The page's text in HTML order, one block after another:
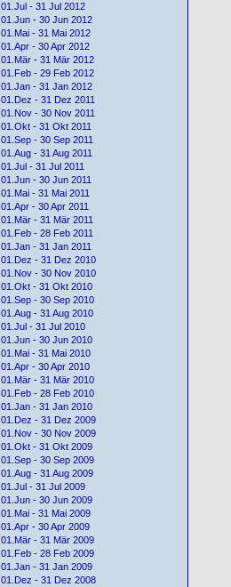
01.Jul - 31 Jul 2012
01.Jun - 30 Jun 2012
01.Mai - 31 Mai 2012
01.Apr - 30 Apr 2012
01.Mär - 31 Mär 2012
01.Feb - 29 Feb 2012
01.Jan - 31 Jan 2012
01.Dez - 31 Dez 2011
01.Nov - 30 Nov 2011
01.Okt - 31 Okt 2011
01.Sep - 30 Sep 2011
01.Aug - 31 Aug 2011
01.Jul - 31 Jul 2011
01.Jun - 30 Jun 2011
01.Mai - 31 Mai 2011
01.Apr - 30 Apr 2011
01.Mär - 31 Mär 2011
01.Feb - 28 Feb 2011
01.Jan - 31 Jan 2011
01.Dez - 31 Dez 2010
01.Nov - 30 Nov 2010
01.Okt - 31 Okt 2010
01.Sep - 30 Sep 2010
01.Aug - 31 Aug 2010
01.Jul - 31 Jul 2010
01.Jun - 30 Jun 2010
01.Mai - 31 Mai 2010
01.Apr - 30 Apr 2010
01.Mär - 31 Mär 2010
01.Feb - 28 Feb 2010
01.Jan - 31 Jan 2010
01.Dez - 31 Dez 2009
01.Nov - 30 Nov 2009
01.Okt - 31 Okt 2009
01.Sep - 30 Sep 2009
01.Aug - 31 Aug 2009
01.Jul - 31 Jul 2009
01.Jun - 30 Jun 2009
01.Mai - 31 Mai 2009
01.Apr - 30 Apr 2009
01.Mär - 31 Mär 2009
01.Feb - 28 Feb 2009
01.Jan - 31 Jan 2009
01.Dez - 31 Dez 2008